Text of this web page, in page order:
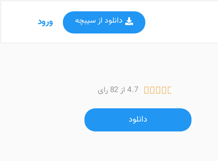
ورود دانلود از سیبچه
4.7 از 82 رای 
دانلود